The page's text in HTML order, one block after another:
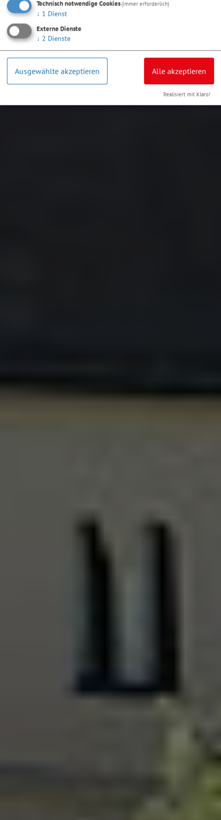
Technisch notwendige Cookies(immer erforderlich)
↓ 1 Dienst
Externe Dienste
↓ 2 Dienste
Ausgewählte akzeptieren Alle akzeptieren
Realisiert mit Klaro!